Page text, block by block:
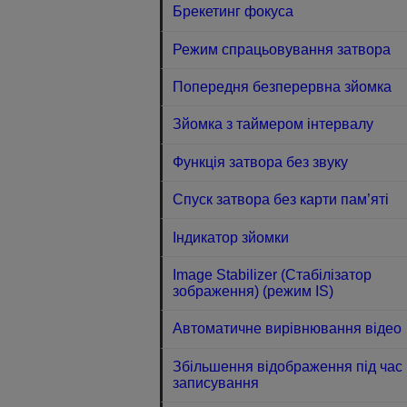
Брекетинг фокуса
Режим спрацьовування затвора
Попередня безперервна зйомка
Зйомка з таймером інтервалу
Функція затвора без звуку
Спуск затвора без карти пам’яті
Індикатор зйомки
Image Stabilizer (Стабілізатор
зображення) (режим IS)
Автоматичне вирівнювання відео
Збільшення відображення під час
записування